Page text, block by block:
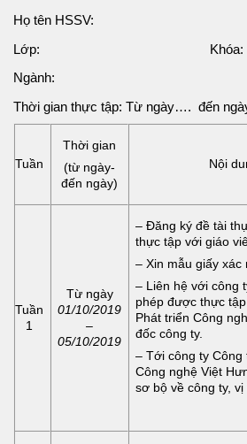
Họ tên HSSV:
Lớp: Khóa:
Ngành:
Thời gian thực tập: Từ ngày…. đến
Tuần
Thời gian
(từ ngày-
đến ngày)
Nội
Tuần
1
Từ ngày
01/10/2019
–
05/10/2019
– Đăng ký đề tài
thực tập với giáo
– Xin mẫu giấy xác
– Liên hệ với công
phép được thực
Phát triển Công
đốc công ty.
– Tới công ty
Công nghệ Việt
sơ bộ về công ty,